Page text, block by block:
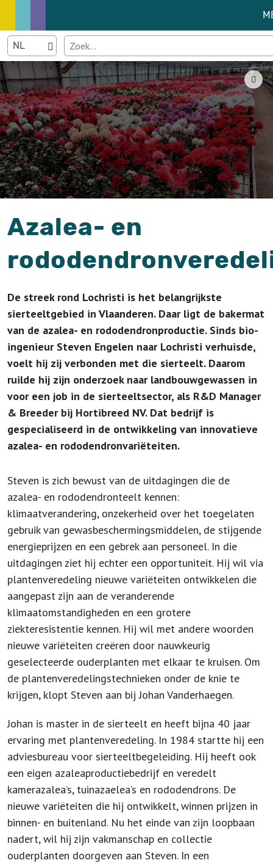
Azalea- en
De streek rond Lochristi is het belangrijkste
sierteeltgebied in Vlaanderen. Daar ligt de bakermat
van de azalea- en rododendronproductie. Sinds bio-
ingenieur Steven Engelen naar Lochristi verhuisde,
voelt hij zij verbonden met die sierteelt. Daarom
ruilde hij zijn onderzoek naar landbouwgewassen in
voor een job in de sierteeltsector, als R&D Manager
& Breeder bij Hortibreed NV. Dat bedrijf is
gespecialiseerd in de ontwikkeling van innovatieve
azalea- en rododendronvariëteiten.
Steven is zich bewust van de uitdagingen die de
azalea- en rododendronteelt kennen:
klimaatverandering, onzekerheid over het toegelaten
gebruik van gewasbeschermingsmiddelen, de stijgende
energieprijzen en een gebrek aan personeel. In die
uitdagingen ziet hij echter een opportuniteit. Hij wil via
plantenveredeling nieuwe variëteiten ontwikkelen die
aangepast zijn aan de veranderende
klimaatomstandigheden en een grotere
ziekteresistentie kennen. Hij wil met andere woorden
nieuwe variëteiten creëren door nauwkeurig
geselecteerde ouderplanten met elkaar te kruisen. Om
de plantenveredelingstechnieken onder de knie te
krijgen, klopt Steven aan bij Johan Vanderhaegen.
Johan is master in de sierteelt en heeft bijna 40 jaar
ervaring met plantenveredeling. In 1984 startte hij een
adviesbureau voor sierteeltbegeleiding. Hij heeft ook
een eigen azaleaproductiebedrijf en veredelt
kamerazalea’s, tuinazaelea’s en rododendrons. De
nieuwe variëteiten die hij ontwikkelt, winnen prijzen in
binnen- en buitenland. Nu het einde van zijn loopbaan
nadert, wil hij zijn vakmanschap en collectie
ouderplanten doorgeven aan Steven. In een